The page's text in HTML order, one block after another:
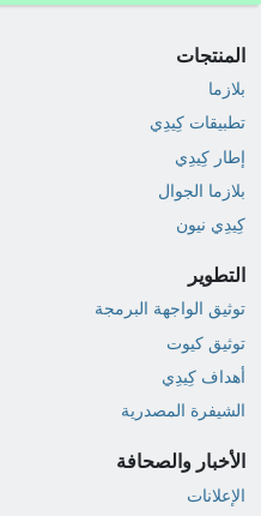
المنتجات
بلازما
تطبيقات كِيدِي
إطار كِيدِي
بلازما الجوال
كِيدِي نيون
التطوير
توثيق الواجهة البرمجة
توثيق كيوت
أهداف كِيدِي
الشيفرة المصدرية
الأخبار والصحافة
الإعلانات